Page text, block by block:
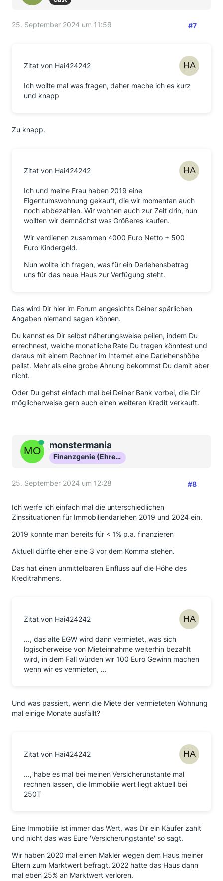
25. September 2024 um 11:59 #7
Zitat von Hai424242
Ich wollte mal was fragen, daher mache ich es kurz
und knapp
Zu knapp.
Zitat von Hai424242
Ich und meine Frau haben 2019 eine
Eigentumswohnung gekauft, die wir momentan auch
noch abbezahlen. Wir wohnen auch zur Zeit drin, nun
wollten wir demnächst was Größeres kaufen.
Wir verdienen zusammen 4000 Euro Netto + 500
Euro Kindergeld.
Nun wollte ich fragen, was für ein Darlehensbetrag
uns für das neue Haus zur Verfügung steht.
Das wird Dir hier im Forum angesichts Deiner spärlichen
Angaben niemand sagen können.
Du kannst es Dir selbst näherungsweise peilen, indem Du
errechnest, welche monatliche Rate Du tragen könntest und
daraus mit einem Rechner im Internet eine Darlehenshöhe
peilst. Mehr als eine grobe Ahnung bekommst Du damit aber
nicht.
Oder Du gehst einfach mal bei Deiner Bank vorbei, die Dir
möglicherweise gern auch einen weiteren Kredit verkauft.
Onlinemonstermania
Finanzgenie (Ehrenmitglied)
25. September 2024 um 12:28 #8
Ich werfe ich einfach mal die unterschiedlichen
Zinssituationen für Immobiliendarlehen 2019 und 2024 ein.
2019 konnte man bereits für < 1% p.a. finanzieren
Aktuell dürfte eher eine 3 vor dem Komma stehen.
Das hat einen unmittelbaren Einfluss auf die Höhe des
Kreditrahmens.
Zitat von Hai424242
..., das alte EGW wird dann vermietet, was sich
logischerweise von Mieteinnahme weiterhin bezahlt
wird, in dem Fall würden wir 100 Euro Gewinn machen
wenn wir es vermieten, ...
Und was passiert, wenn die Miete der vermieteten Wohnung
mal einige Monate ausfällt?
Zitat von Hai424242
..., habe es mal bei meinen Versicherunstante mal
rechnen lassen, die Immobilie wert liegt aktuell bei
250T
Eine Immobilie ist immer das Wert, was Dir ein Käufer zahlt
und nicht das was Eure 'Versicherungstante' so sagt.
Wir haben 2020 mal einen Makler wegen dem Haus meiner
Eltern zum Marktwert befragt. 2022 hatte das Haus dann
mal eben 25% an Marktwert verloren.